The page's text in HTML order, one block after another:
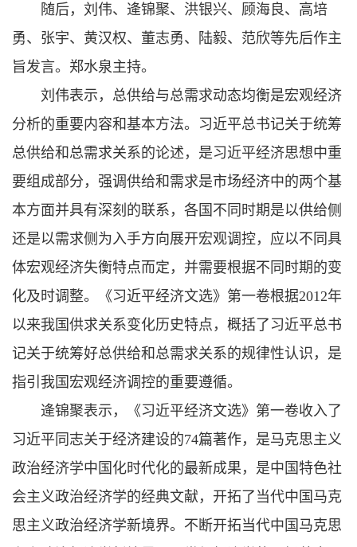
随后，刘伟、逄锦聚、洪银兴、顾海良、高培
勇、张宇、黄汉权、董志勇、陆毅、范欣等先后作主
旨发言。郑水泉主持。
刘伟表示，总供给与总需求动态均衡是宏观经济
分析的重要内容和基本方法。习近平总书记关于统筹
总供给和总需求关系的论述，是习近平经济思想中重
要组成部分，强调供给和需求是市场经济中的两个基
本方面并具有深刻的联系，各国不同时期是以供给侧
还是以需求侧为入手方向展开宏观调控，应以不同具
体宏观经济失衡特点而定，并需要根据不同时期的变
化及时调整。《习近平经济文选》第一卷根据2012年
以来我国供求关系变化历史特点，概括了习近平总书
记关于统筹好总供给和总需求关系的规律性认识，是
指引我国宏观经济调控的重要遵循。
逄锦聚表示，《习近平经济文选》第一卷收入了
习近平同志关于经济建设的74篇著作，是马克思主义
政治经济学中国化时代化的最新成果，是中国特色社
会主义政治经济学的经典文献，开拓了当代中国马克
思主义政治经济学新境界。不断开拓当代中国马克思